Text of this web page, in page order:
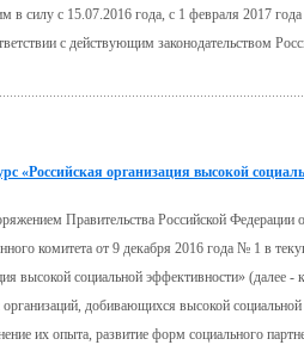
силу с 15.07.2016 года, с 1 февраля 2017 года
с действующим законодательством
«Российская организация высокой
Правительства Российской
комитета от 9 декабря 2016 года № 1 в
высокой социальной эффективности» (далее -
добивающихся высокой
их опыта, развитие форм социального